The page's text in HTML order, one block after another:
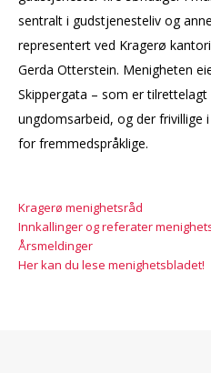
sentralt i gudstjenesteliv og
representert ved Kragerø
Gerda Otterstein. Menigheten
Skippergata – som er
ungdomsarbeid, og der frivillige
for fremmedspråklige.
Kragerø menighetsråd
Innkallinger og referater
Årsmeldinger
Her kan du lese menighetsbladet!